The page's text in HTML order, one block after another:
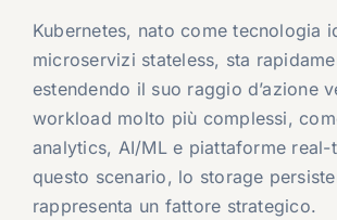
Kubernetes, nato come tecnologia
microservizi stateless, sta
estendendo il suo raggio d’azione
workload molto più complessi,
analytics, AI/ML e piattaforme real-
questo scenario, lo storage
rappresenta un fattore strategico.